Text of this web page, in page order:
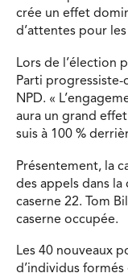
crée un effet
d’attentes pour
Lors de l’élection
Parti progressiste-
NPD. «
aura un grand
suis à 100 %
Présentement, la
des appels dans
caserne 22. Tom
caserne occupée.
Les 40 nouveaux
d’individus